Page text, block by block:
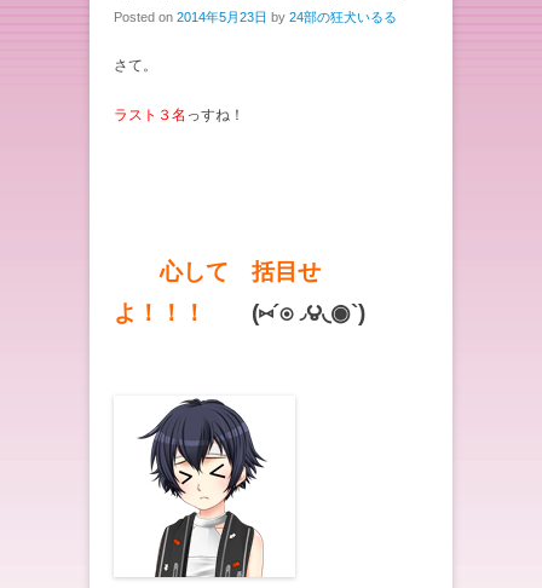
Posted on 2014年5月23日 by 24部の狂犬いるる
さて。
ラスト３名 っすね！
心して 括目せ
よ！！！ (⑅´◉◞౪◟◉`)